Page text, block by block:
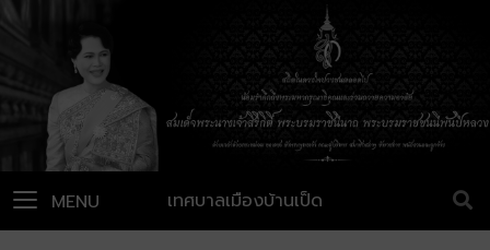
เทศบาลเมืองบ้านเป็ด
MENU